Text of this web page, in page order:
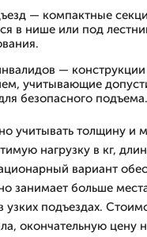
— компактные
в нише или под
—
учитывающие
безопасного подъема.
учитывать толщину и
нагрузку в кг,
вариант
занимает больше
подъездах.
окончательную цену